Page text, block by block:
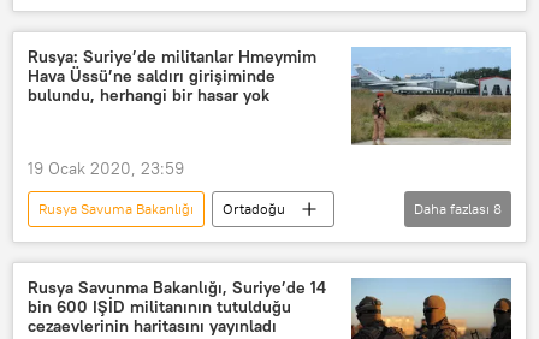
Rusya
TÜRKİYE
Vladimir Fitin
Suriye
Astana
uzlaşma
Rusya: Suriye’de militanlar Hmeymim
Hava Üssü’ne saldırı girişiminde
bulundu, herhangi bir hasar yok
19 Ocak 2020, 23:59
Rusya Savuma Bakanlığı
Ortadoğu
DÜNYA
Haberler
Rusya
Suriye
Lazkiye
Hmeymim Hava Üssü
SANA
Daha fazlası 8
Rusya Savunma Bakanlığı, Suriye’de 14
bin 600 IŞİD militanının tutulduğu
cezaevlerinin haritasını yayınladı